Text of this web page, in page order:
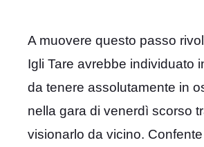
A muovere questo passo
Igli Tare avrebbe individuato
da tenere assolutamente in
nella gara di venerdì scorso
visionarlo da vicino.